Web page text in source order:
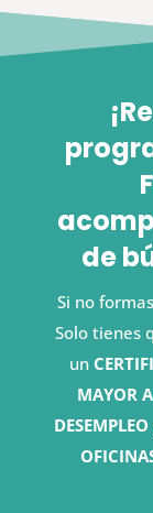
de
Si no
Solo tienes
un
MAYOR
DESEMPLEO